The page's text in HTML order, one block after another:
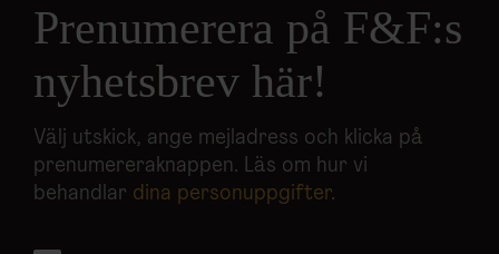
Prenumerera på F&F:s
nyhetsbrev här!
Välj utskick, ange mejladress och klicka på
prenumereraknappen. Läs om hur vi
behandlar dina personuppgifter.